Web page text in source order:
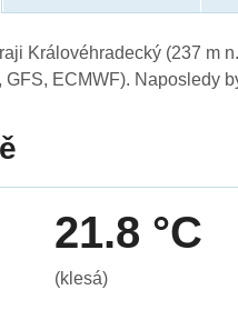
Královéhradecký (237 m
GFS, ECMWF). Naposledy
21.8 °C
(klesá)